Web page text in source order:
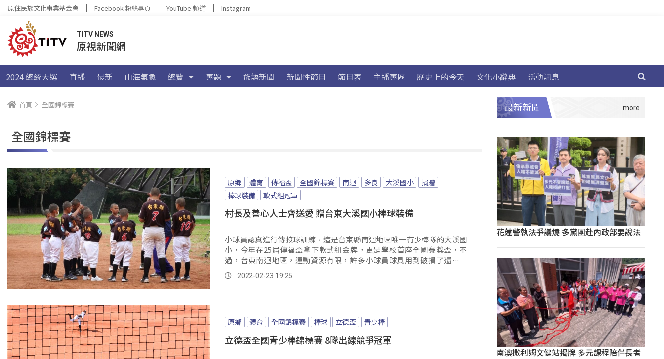
原住民族文化事業基金會 Facebook 粉絲專頁 YouTube 頻道 Instagram
TITV NEWS
原視新聞網
2024 總統大選 直播 最新 山海氣象 總覽 專題 族語新聞 新聞性節目 節目表 主播專區 歷史上的今天 文化小辭典 活動訊息
首頁 全國錦標賽
全國錦標賽
原鄉 體育 傳福盃 全國錦標賽 南迴 多良 大溪國小
捐贈
棒球裝備
軟式組冠軍
村長及善心人士齊送愛 贈台東大溪國小棒球裝備
小球員認真進行傳接球訓練，這是台東縣南迴地區唯一有少棒隊的大溪國
小，今年在25屆傳福盃拿下軟式組金牌，更是學校首座全國賽獎盃，不
過，台東南迴地區，運動資源有限，許多小球員球具用到破損了還在使
用，多良村長跟善心人士合資，特別購買棒球裝備，捐贈給大溪國小。
2022-02-23 19:25
原鄉 體育 全國錦標賽 棒球 立德盃 青少棒
立德盃全國青少棒錦標賽 8隊出線競爭冠軍
最新新聞
花蓮警執法爭議燒 多黨團赴內政部要說法
南澳撒利姆文健站揭牌 多元課程陪伴長者